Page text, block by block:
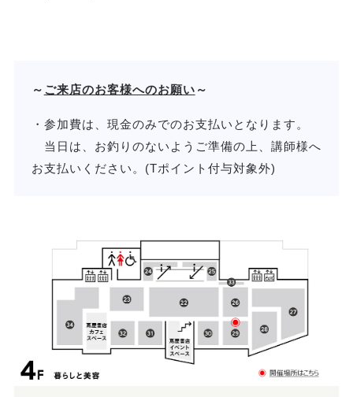
～ ご来店のお客様へのお願い ～
・参加費は、現金のみでのお支払いとなります。
当日は、お釣りのないようご準備の上、講師様へ
お支払いください。(Tポイント付与対象外)